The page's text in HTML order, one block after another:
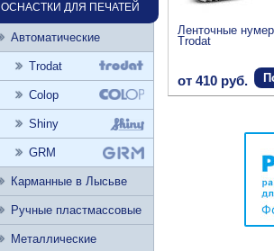
Ленточные
Trodat
от 410 руб.
ОСНАСТКИ ДЛЯ ПЕЧАТЕЙ
Автоматические
Trodat
Colop
Shiny
GRM
Карманные в Лысьве
Ручные пластмассовые
Металлические